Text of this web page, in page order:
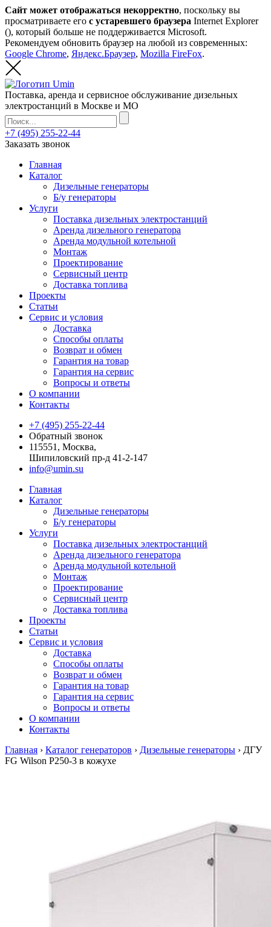
Сайт может отображаться некорректно, поскольку вы
просматриваете его с устаревшего браузера Internet Explorer
(), который больше не поддерживается Microsoft.
Рекомендуем обновить браузер на любой из современных:
Google Chrome, Яндекс.Браузер, Mozilla FireFox.
Поставка, аренда и сервисное обслуживание дизельных
электростанций в Москве и МО
+7 (495) 255-22-44
Заказать звонок
Главная
Каталог
Дизельные генераторы
Б/у генераторы
Услуги
Поставка дизельных электростанций
Аренда дизельного генератора
Аренда модульной котельной
Монтаж
Проектирование
Сервисный центр
Доставка топлива
Проекты
Статьи
Сервис и условия
Доставка
Способы оплаты
Возврат и обмен
Гарантия на товар
Гарантия на сервис
Вопросы и ответы
О компании
Контакты
+7 (495) 255-22-44
Обратный звонок
115551, Москва,
Шипиловский пр-д 41-2-147
info@umin.su
Главная
Каталог
Дизельные генераторы
Б/у генераторы
Услуги
Поставка дизельных электростанций
Аренда дизельного генератора
Аренда модульной котельной
Монтаж
Проектирование
Сервисный центр
Доставка топлива
Проекты
Статьи
Сервис и условия
Доставка
Способы оплаты
Возврат и обмен
Гарантия на товар
Гарантия на сервис
Вопросы и ответы
О компании
Контакты
Главная › Каталог генераторов › Дизельные генераторы › ДГУ
FG Wilson P250-3 в кожухе